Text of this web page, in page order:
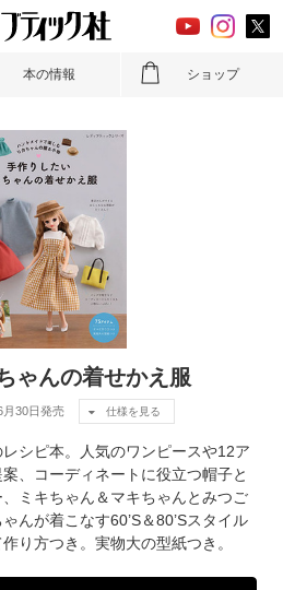
本の情報 ショップ
ゃんの着せかえ服
月30日発売 仕様を見る
シピ本。人気のワンピースや12ア
、コーディネートに役立つ帽子と
ミキちゃん＆マキちゃんとみつご
んが着こなす60’S＆80’Sスタイル
り方つき。実物大の型紙つき。